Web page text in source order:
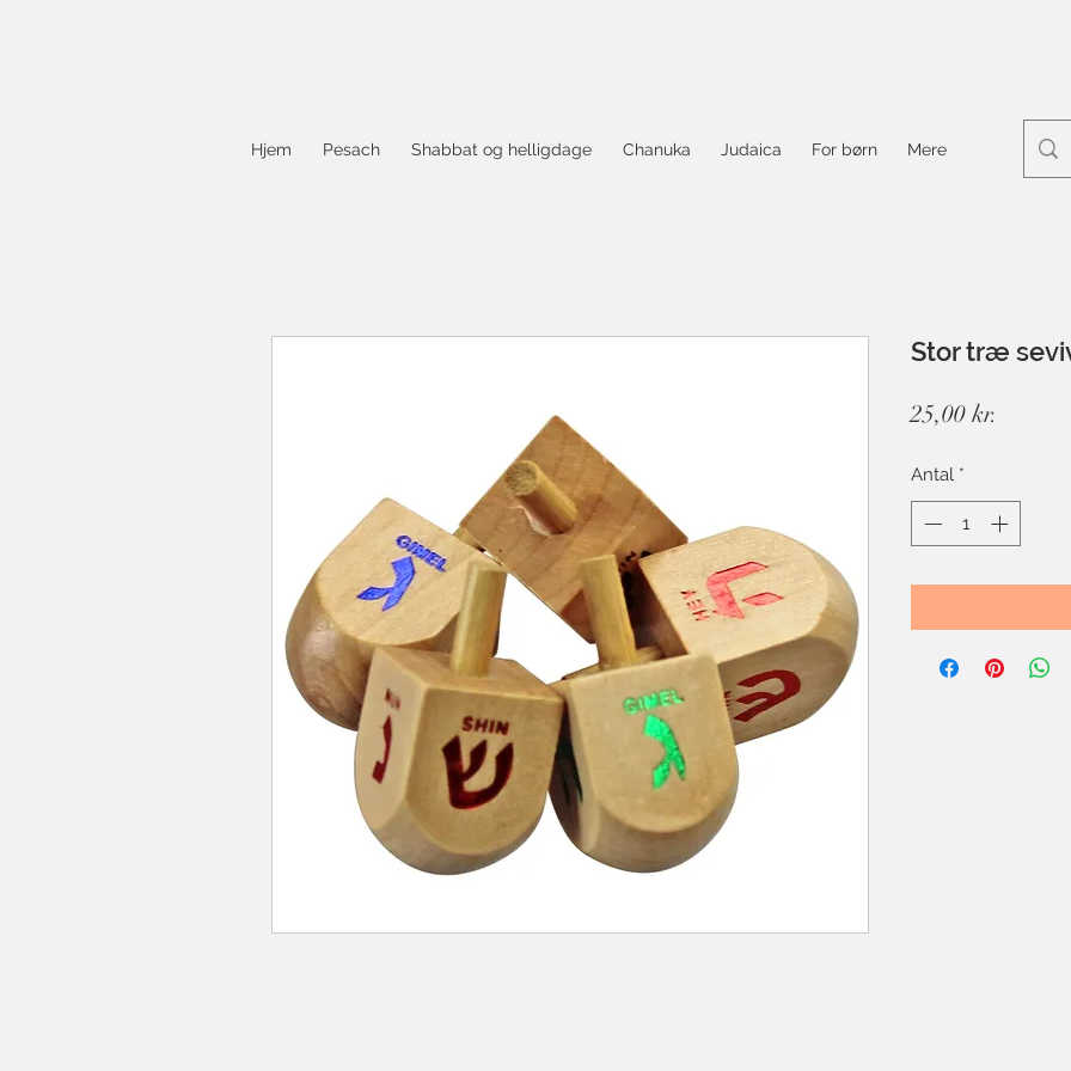
Hjem Pesach Shabbat og helligdage Chanuka Judaica For børn Mere
Stor træ
25,00 kr.
Antal *